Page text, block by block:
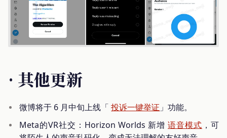
· 其他更新
微博将于 6 月中旬上线「投诉一键举证 」功能。
Meta的VR社交：Horizon Worlds 新增语音模式 ，可